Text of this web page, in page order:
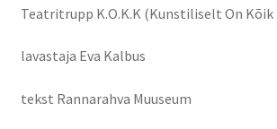
Teatritrupp K.O.K.K (Kunstiliselt On
lavastaja Eva Kalbus
tekst Rannarahva Muuseum